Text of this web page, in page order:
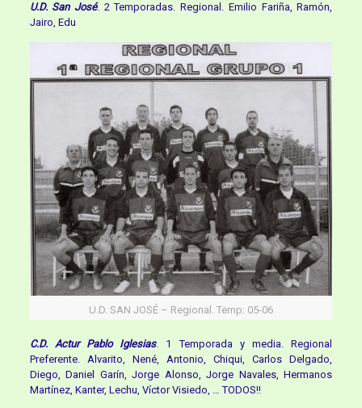
U.D. San José. 2 Temporadas. Regional. Emilio Fariña, Ramón,
Jairo, Edu
U.D. SAN JOSÉ – Regional. Temp: 05-06
C.D. Actur Pablo Iglesias. 1 Temporada y media. Regional
Preferente. Alvarito, Nené, Antonio, Chiqui, Carlos Delgado,
Diego, Daniel Garín, Jorge Alonso, Jorge Navales, Hermanos
Martínez, Kanter, Lechu, Víctor Visiedo, … TODOS!!